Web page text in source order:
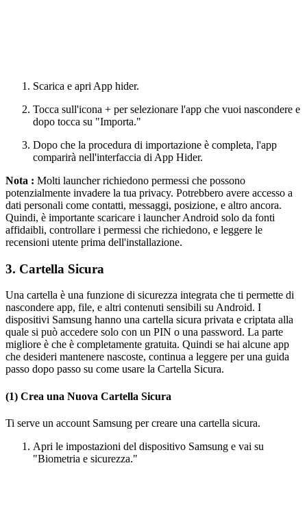
Scarica e apri App hider.
Tocca sull'icona + per selezionare l'app che vuoi nascondere e
dopo tocca su "Importa."
Dopo che la procedura di importazione è completa, l'app
comparirà nell'interfaccia di App Hider.
Nota : Molti launcher richiedono permessi che possono
potenzialmente invadere la tua privacy. Potrebbero avere accesso a
dati personali come contatti, messaggi, posizione, e altro ancora.
Quindi, è importante scaricare i launcher Android solo da fonti
affidaibli, controllare i permessi che richiedono, e leggere le
recensioni utente prima dell'installazione.
3. Cartella Sicura
Una cartella è una funzione di sicurezza integrata che ti permette di
nascondere app, file, e altri contenuti sensibili su Android. I
dispositivi Samsung hanno una cartella sicura privata e criptata alla
quale si può accedere solo con un PIN o una password. La parte
migliore è che è completamente gratuita. Quindi se hai alcune app
che desideri mantenere nascoste, continua a leggere per una guida
passo dopo passo su come usare la Cartella Sicura.
(1) Crea una Nuova Cartella Sicura
Ti serve un account Samsung per creare una cartella sicura.
Apri le impostazioni del dispositivo Samsung e vai su
"Biometria e sicurezza."